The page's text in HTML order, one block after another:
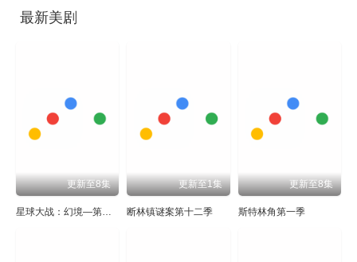
最新美剧
更新至8集
星球大战：幻境—第九个绝地武士
更新至1集
断林镇谜案第十二季
更新至8集
斯特林角第一季